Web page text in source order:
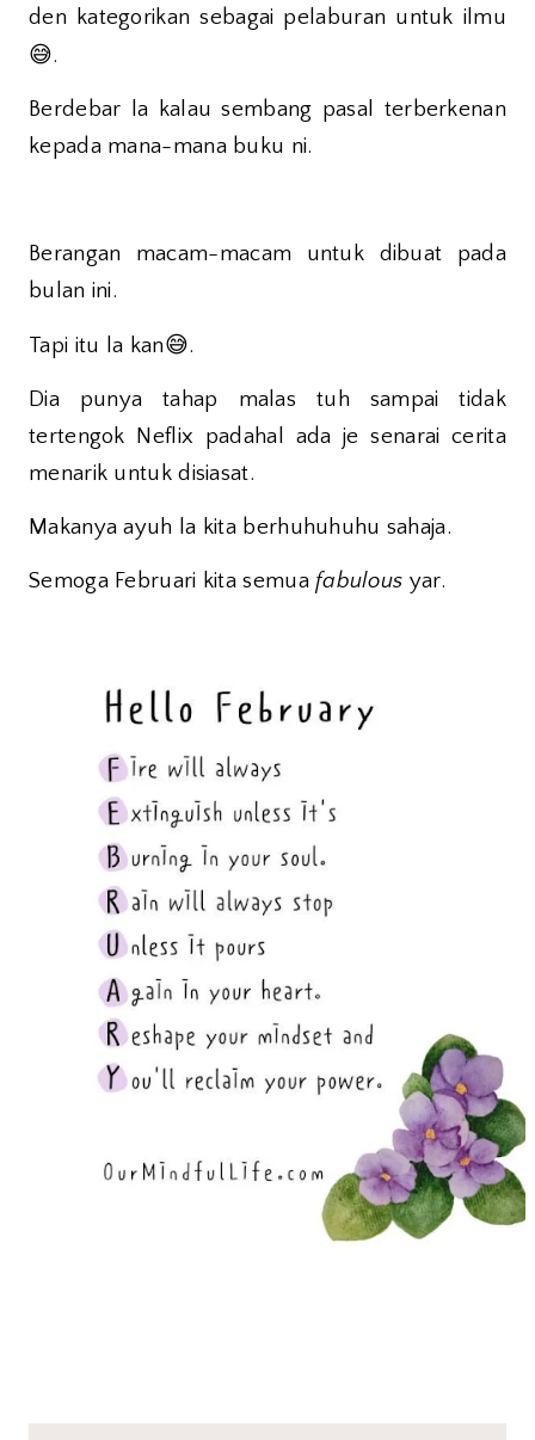
den kategorikan sebagai pelaburan untuk ilmu
😅.
Berdebar la kalau sembang pasal terberkenan
kepada mana-mana buku ni.
Berangan macam-macam untuk dibuat pada
bulan ini.
Tapi itu la kan😅.
Dia punya tahap malas tuh sampai tidak
tertengok Neflix padahal ada je senarai cerita
menarik untuk disiasat.
Makanya ayuh la kita berhuhuhuhu sahaja.
Semoga Februari kita semua fabulous yar.